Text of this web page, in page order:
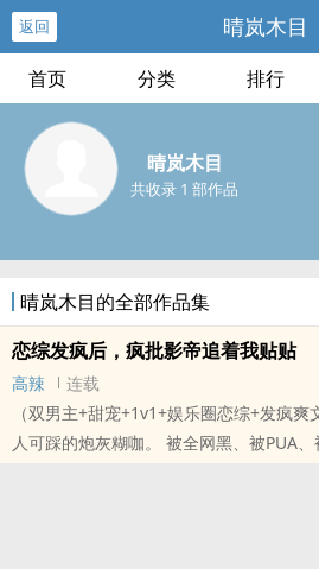
返回 晴岚木目
首页 分类 排行
晴岚木目
共收录 1 部作品
晴岚木目的全部作品集
恋综发疯后，疯批影帝追着我贴贴
高辣
连载
（双男主+甜宠+1v1+娱乐圈恋综+发疯
人可踩的炮灰糊咖。 被全网黑、被PUA